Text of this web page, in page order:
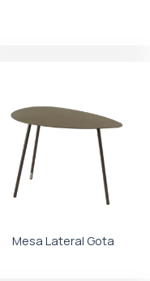
Mesa Lateral Gota